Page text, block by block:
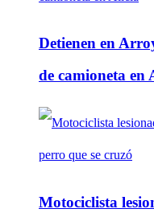
Detienen en
de camioneta en
Motociclista